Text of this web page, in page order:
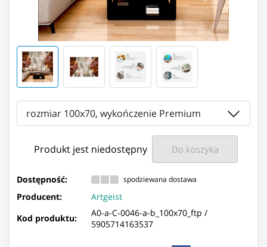
rozmiar 100x70, wykończenie Premium
Produkt jest niedostępny Do koszyka
Dostępność: spodziewana dostawa
Producent:
Artgeist
Kod produktu:
A0-a-C-0046-a-b_100x70_ftp /
5905714163537